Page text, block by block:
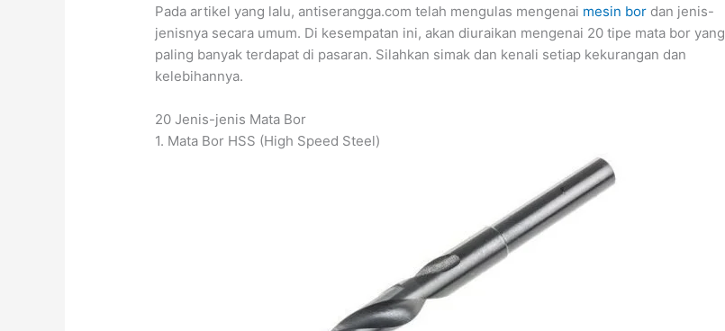
Pada artikel yang lalu, antiserangga.com telah mengulas mengenai mesin bor dan jenis-
jenisnya secara umum. Di kesempatan ini, akan diuraikan mengenai 20 tipe mata bor yang
paling banyak terdapat di pasaran. Silahkan simak dan kenali setiap kekurangan dan
kelebihannya.
20 Jenis-jenis Mata Bor
1. Mata Bor HSS (High Speed Steel)